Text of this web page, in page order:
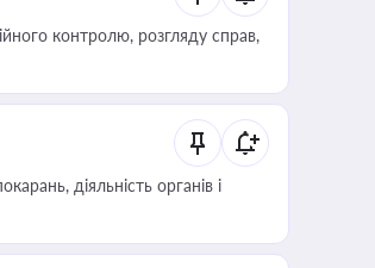
контролю, розгляду справ,
діяльність органів і